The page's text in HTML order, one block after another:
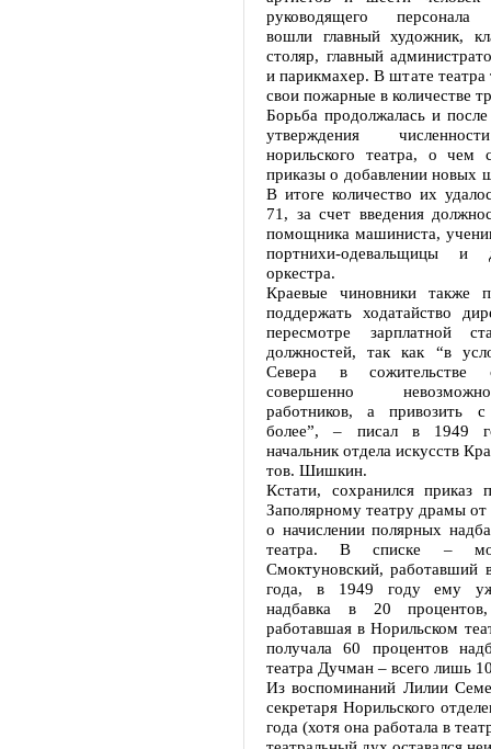
руководящего персонала
вошли главный художник,
столяр, главный
и парикмахер. В штате театра
свои пожарные в количестве
Борьба продолжалась и после
утверждения
норильского театра, о чем
приказы о добавлении новых
В итоге количество их
71, за счет введения
помощника машиниста,
портнихи-одевальщицы и
оркестра.
Краевые чиновники также
поддержать ходатайство
пересмотре зарплатной
должностей, так как “в
Севера в сожительстве
совершенно
работников, а привозить
более”, – писал в 1949
начальник отдела искусств
тов. Шишкин.
Кстати, сохранился приказ
Заполярному театру драмы
о начислении полярных
театра. В списке –
Смоктуновский, работавший
года, в 1949 году ему
надбавка в 20
работавшая в Норильском
получала 60 процентов
театра Дучман – всего лишь
Из воспоминаний Лилии
секретаря Норильского
года (хотя она работала в